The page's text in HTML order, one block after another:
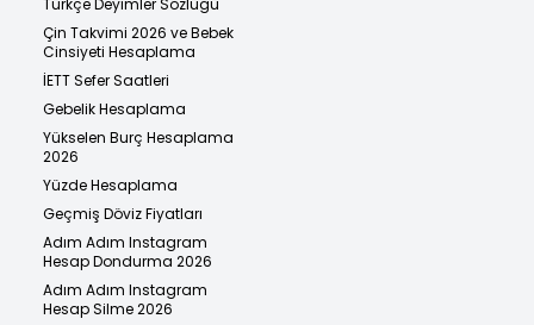
Çin Takvimi 2026 ve Bebek
Cinsiyeti Hesaplama
İETT Sefer Saatleri
Gebelik Hesaplama
Yükselen Burç Hesaplama
2026
Yüzde Hesaplama
Geçmiş Döviz Fiyatları
Adım Adım Instagram
Hesap Dondurma 2026
Adım Adım Instagram
Hesap Silme 2026